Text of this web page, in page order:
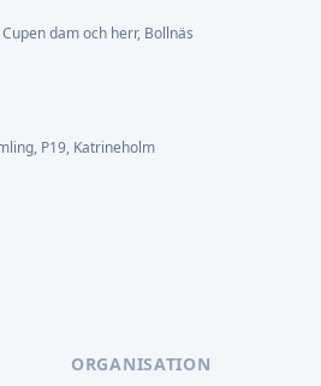
dam och herr, Bollnäs
P19, Katrineholm
ORGANISATION